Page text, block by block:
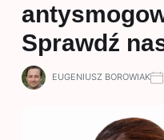
Sprawdź
EUGENIUSZ BOROWIAK